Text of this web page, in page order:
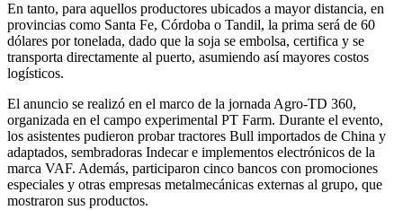
En tanto, para aquellos productores ubicados a mayor distancia, en
provincias como Santa Fe, Córdoba o Tandil, la prima será de 60
dólares por tonelada, dado que la soja se embolsa, certifica y se
transporta directamente al puerto, asumiendo así mayores costos
logísticos.
El anuncio se realizó en el marco de la jornada Agro-TD 360,
organizada en el campo experimental PT Farm. Durante el evento,
los asistentes pudieron probar tractores Bull importados de China y
adaptados, sembradoras Indecar e implementos electrónicos de la
marca VAF. Además, participaron cinco bancos con promociones
especiales y otras empresas metalmecánicas externas al grupo, que
mostraron sus productos.